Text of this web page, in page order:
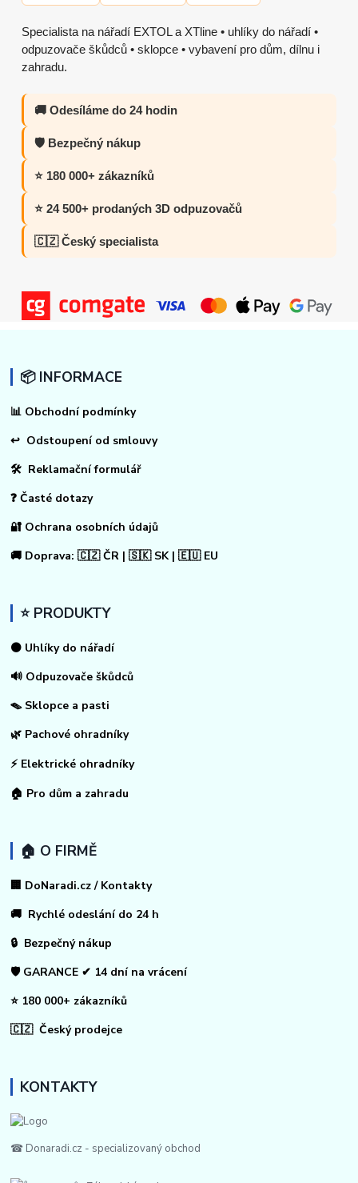
Specialista na nářadí EXTOL a XTline • uhlíky do nářadí •
odpuzovače škůdců • sklopce • vybavení pro dům, dílnu i
zahradu.
🚚 Odesíláme do 24 hodin
🛡️ Bezpečný nákup
⭐ 180 000+ zákazníků
⭐ 24 500+ prodaných 3D odpuzovačů
🇨🇿 Český specialista
📦 INFORMACE
📊 Obchodní podmínky
↩ Odstoupení od smlouvy
🛠 Reklamační formulář
❓ Časté dotazy
🔐 Ochrana osobních údajů
🚚 Doprava: 🇨🇿 ČR | 🇸🇰 SK | 🇪🇺 EU
⭐ PRODUKTY
⚫ Uhlíky do nářadí
🔊 Odpuzovače škůdců
🪤 Sklopce a pasti
🌿 Pachové ohradníky
⚡ Elektrické ohradníky
🏠 Pro dům a zahradu
🏠 O FIRMĚ
🏢 DoNaradi.cz / Kontakty
🚚 Rychlé odeslání do 24 h
🔒 Bezpečný nákup
🛡️ GARANCE ✔ 14 dní na vrácení
⭐ 180 000+ zákazníků
🇨🇿 Český prodejce
KONTAKTY
☎ Donaradi.cz - specializovaný obchod